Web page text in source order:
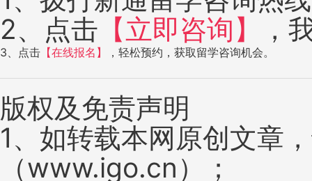
2、点击 【立即咨询】 ，
3、点击 【在线报名】 ，轻松预约，获取留学咨询机会。
版权及免责声明
1、如转载本网原创文章
（www.igo.cn）；